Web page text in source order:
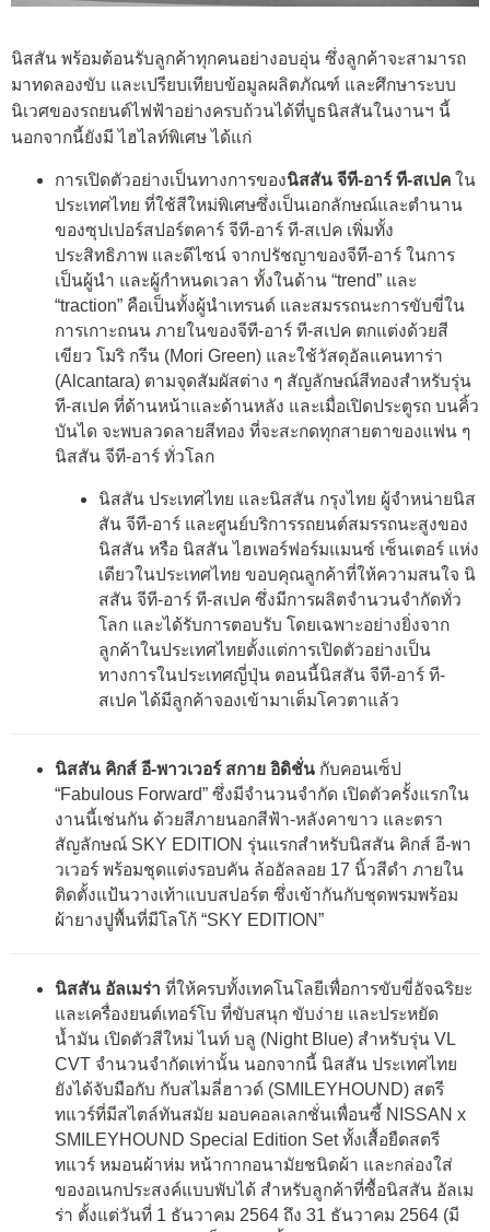
นิสสัน พร้อมต้อนรับลูกค้าทุกคนอย่างอบอุ่น ซึ่งลูกค้าจะสามารถ
มาทดลองขับ และเปรียบเทียบข้อมูลผลิตภัณฑ์ และศึกษาระบบ
นิเวศของรถยนต์ไฟฟ้าอย่างครบถ้วนได้ที่บูธนิสสันในงานฯ นี้
นอกจากนี้ยังมี ไฮไลท์พิเศษ ได้แก่
การเปิดตัวอย่างเป็นทางการของนิสสัน จีที-อาร์ ที-สเปค ใน
ประเทศไทย ที่ใช้สีใหม่พิเศษซึ่งเป็นเอกลักษณ์และตำนาน
ของซุปเปอร์สปอร์ตคาร์ จีที-อาร์ ที-สเปค เพิ่มทั้ง
ประสิทธิภาพ และดีไซน์ จากปรัชญาของจีที-อาร์ ในการ
เป็นผู้นำ และผู้กำหนดเวลา ทั้งในด้าน “trend” และ
“traction” คือเป็นทั้งผู้นำเทรนด์ และสมรรถนะการขับขี่ใน
การเกาะถนน ภายในของจีที-อาร์ ที-สเปค ตกแต่งด้วยสี
เขียว โมริ กรีน (Mori Green) และใช้วัสดุอัลแคนทาร่า
(Alcantara) ตามจุดสัมผัสต่าง ๆ สัญลักษณ์สีทองสำหรับรุ่น
ที-สเปค ที่ด้านหน้าและด้านหลัง และเมื่อเปิดประตูรถ บนคิ้ว
บันได จะพบลวดลายสีทอง ที่จะสะกดทุกสายตาของแฟน ๆ
นิสสัน จีที-อาร์ ทั่วโลก
นิสสัน ประเทศไทย และนิสสัน กรุงไทย ผู้จำหน่ายนิส
สัน จีที-อาร์ และศูนย์บริการรถยนต์สมรรถนะสูงของ
นิสสัน หรือ นิสสัน ไฮเพอร์ฟอร์มแมนซ์ เซ็นเตอร์ แห่ง
เดียวในประเทศไทย ขอบคุณลูกค้าที่ให้ความสนใจ นิ
สสัน จีที-อาร์ ที-สเปค ซึ่งมีการผลิตจำนวนจำกัดทั่ว
โลก และได้รับการตอบรับ โดยเฉพาะอย่างยิ่งจาก
ลูกค้าในประเทศไทยตั้งแต่การเปิดตัวอย่างเป็น
ทางการในประเทศญี่ปุ่น ตอนนี้นิสสัน จีที-อาร์ ที-
สเปค ได้มีลูกค้าจองเข้ามาเต็มโควตาแล้ว
นิสสัน คิกส์ อี-พาวเวอร์ สกาย อิดิชั่น กับคอนเซ็ป
“Fabulous Forward” ซึ่งมีจำนวนจำกัด เปิดตัวครั้งแรกใน
งานนี้เช่นกัน ด้วยสีภายนอกสีฟ้า-หลังคาขาว และตรา
สัญลักษณ์ SKY EDITION รุ่นแรกสำหรับนิสสัน คิกส์ อี-พา
วเวอร์ พร้อมชุดแต่งรอบคัน ล้ออัลลอย 17 นิ้วสีดำ ภายใน
ติดตั้งแป้นวางเท้าแบบสปอร์ต ซึ่งเข้ากันกับชุดพรมพร้อม
ผ้ายางปูพื้นที่มีโลโก้ “SKY EDITION”
นิสสัน อัลเมร่า ที่ให้ครบทั้งเทคโนโลยีเพื่อการขับขี่อัจฉริยะ
และเครื่องยนต์เทอร์โบ ที่ขับสนุก ขับง่าย และประหยัด
น้ำมัน เปิดตัวสีใหม่ ไนท์ บลู (Night Blue) สำหรับรุ่น VL
CVT จำนวนจำกัดเท่านั้น นอกจากนี้ นิสสัน ประเทศไทย
ยังได้จับมือกับ กับสไมลี่ฮาวด์ (SMILEYHOUND) สตรี
ทแวร์ที่มีสไตล์ทันสมัย มอบคอลเลกชั่นเพื่อนซี้ NISSAN x
SMILEYHOUND Special Edition Set ทั้งเสื้อยืดสตรี
ทแวร์ หมอนผ้าห่ม หน้ากากอนามัยชนิดผ้า และกล่องใส่
ของอเนกประสงค์แบบพับได้ สำหรับลูกค้าที่ซื้อนิสสัน อัลเม
ร่า ตั้งแต่วันที่ 1 ธันวาคม 2564 ถึง 31 ธันวาคม 2564 (มี